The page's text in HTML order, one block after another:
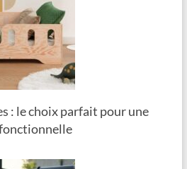
: le choix parfait pour une